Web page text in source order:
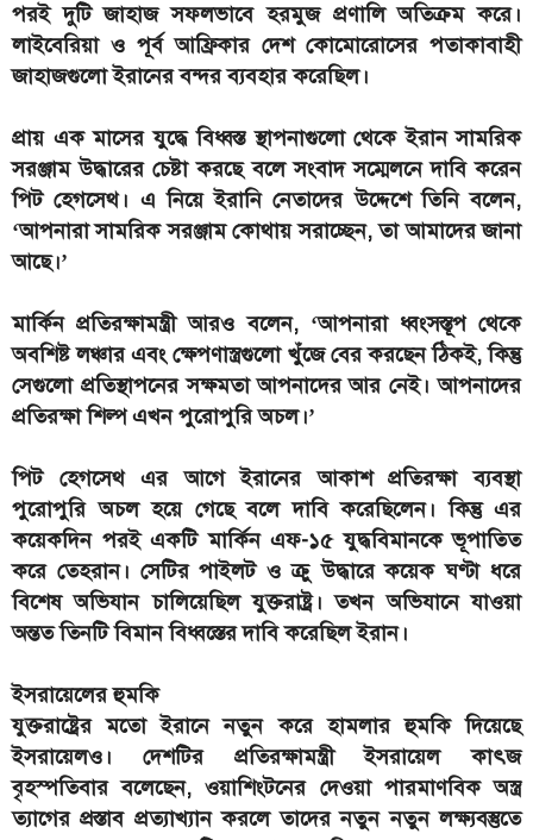
পরই দুটি জাহাজ সফলভাবে হরমুজ প্রণালি অতিক্রম করে।
লাইবেরিয়া ও পূর্ব আফ্রিকার দেশ কোমোরোসের পতাকাবাহী
জাহাজগুলো ইরানের বন্দর ব্যবহার করেছিল।
প্রায় এক মাসের যুদ্ধে বিধ্বস্ত স্থাপনাগুলো থেকে ইরান সামরিক
সরঞ্জাম উদ্ধারের চেষ্টা করছে বলে সংবাদ সম্মেলনে দাবি করেন
পিট হেগসেথ। এ নিয়ে ইরানি নেতাদের উদ্দেশে তিনি বলেন,
‘আপনারা সামরিক সরঞ্জাম কোথায় সরাচ্ছেন, তা আমাদের জানা
আছে।’
মার্কিন প্রতিরক্ষামন্ত্রী আরও বলেন, ‘আপনারা ধ্বংসস্তূপ থেকে
অবশিষ্ট লঞ্চার এবং ক্ষেপণাস্ত্রগুলো খুঁজে বের করছেন ঠিকই, কিন্তু
সেগুলো প্রতিস্থাপনের সক্ষমতা আপনাদের আর নেই। আপনাদের
প্রতিরক্ষা শিল্প এখন পুরোপুরি অচল।’
পিট হেগসেথ এর আগে ইরানের আকাশ প্রতিরক্ষা ব্যবস্থা
পুরোপুরি অচল হয়ে গেছে বলে দাবি করেছিলেন। কিন্তু এর
কয়েকদিন পরই একটি মার্কিন এফ-১৫ যুদ্ধবিমানকে ভূপাতিত
করে তেহরান। সেটির পাইলট ও ক্রু উদ্ধারে কয়েক ঘণ্টা ধরে
বিশেষ অভিযান চালিয়েছিল যুক্তরাষ্ট্র। তখন অভিযানে যাওয়া
অন্তত তিনটি বিমান বিধ্বস্তের দাবি করেছিল ইরান।
ইসরায়েলের হুমকি
যুক্তরাষ্ট্রের মতো ইরানে নতুন করে হামলার হুমকি দিয়েছে
ইসরায়েলও। দেশটির প্রতিরক্ষামন্ত্রী ইসরায়েল কাৎজ
বৃহস্পতিবার বলেছেন, ওয়াশিংটনের দেওয়া পারমাণবিক অস্ত্র
ত্যাগের প্রস্তাব প্রত্যাখ্যান করলে তাদের নতুন নতুন লক্ষ্যবস্তুতে